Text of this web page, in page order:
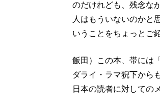
のだけれども、残念な
人はもういないのかと
いうことをちょっとご
飯田）この本、帯には
ダライ・ラマ猊下から
日本の読者に対しての